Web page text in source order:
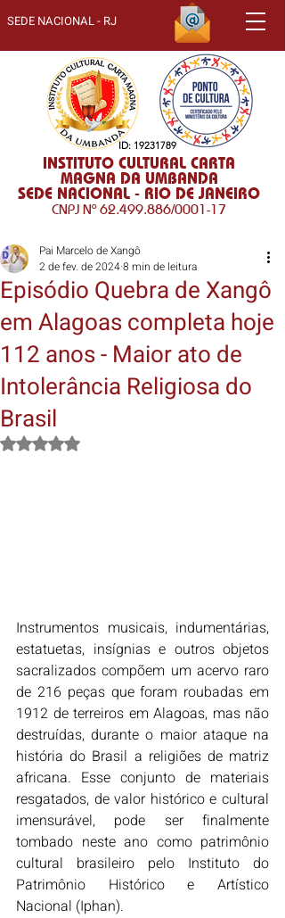
SEDE NACIONAL - RJ
INSTITUTO CULTURAL CARTA
MAGNA DA UMBANDA
SEDE NACIONAL - RIO DE JANEIRO
CNPJ Nº62.499.886/0001-17
ID: 19231789
Episódio Quebra de Xangô
em Alagoas completa hoje
112 anos - Maior ato de
Intolerância Religiosa do
Brasil
Pai Marcelo de Xangô
2 de fev. de 20248 min de leitura
Avaliado com NaN de 5 estrelas.
Instrumentos musicais, indumentárias,
estatuetas, insígnias e outros objetos
sacralizados compõem um acervo raro
de 216 peças que foram roubadas em
1912 de terreiros em Alagoas, mas não
destruídas, durante o maior ataque na
história do Brasil a religiões de matriz
africana. Esse conjunto de materiais
resgatados, de valor histórico e cultural
imensurável, pode ser finalmente
tombado neste ano como patrimônio
cultural brasileiro pelo Instituto do
Patrimônio Histórico e Artístico
Nacional (Iphan).